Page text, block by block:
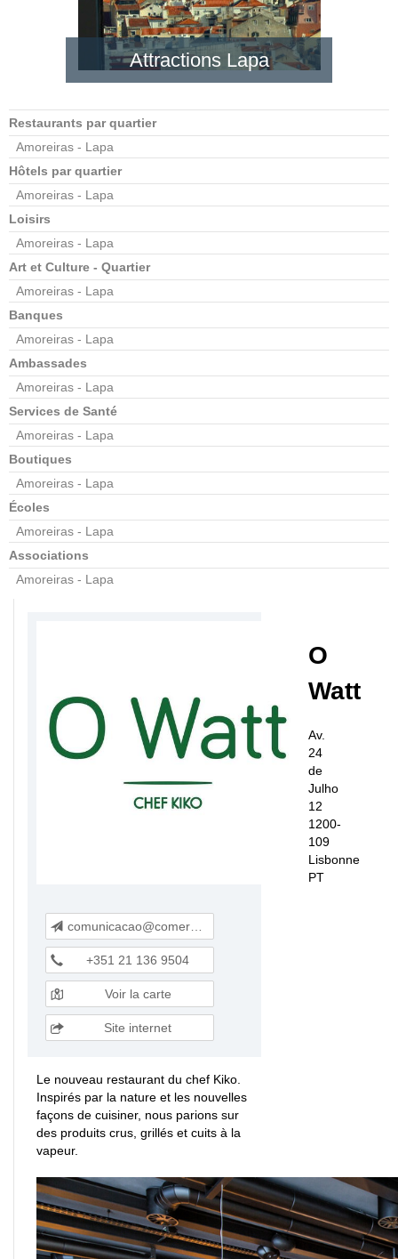
Attractions Lapa
Restaurants par quartier
Amoreiras - Lapa
Hôtels par quartier
Amoreiras - Lapa
Loisirs
Amoreiras - Lapa
Art et Culture - Quartier
Amoreiras - Lapa
Banques
Amoreiras - Lapa
Ambassades
Amoreiras - Lapa
Services de Santé
Amoreiras - Lapa
Boutiques
Amoreiras - Lapa
Écoles
Amoreiras - Lapa
Associations
Amoreiras - Lapa
O
Watt
Av.
24
de
Julho
12
1200-
109
Lisbonne
PT
comunicacao@comeromundo.pt
+351 21 136 9504
Voir la carte
Site internet
Le nouveau restaurant du chef Kiko.
Inspirés par la nature et les nouvelles
façons de cuisiner, nous parions sur
des produits crus, grillés et cuits à la
vapeur.